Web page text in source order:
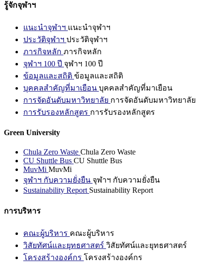
รู้จักจุฬาฯ
แนะนำจุฬาฯ แนะนำจุฬาฯ
ประวัติจุฬาฯ ประวัติจุฬาฯ
ภารกิจหลัก ภารกิจหลัก
จุฬาฯ 100 ปี จุฬาฯ 100 ปี
ข้อมูลและสถิติ ข้อมูลและสถิติ
บุคคลสำคัญที่มาเยือน บุคคลสำคัญที่มาเยือน
การจัดอันดับมหาวิทยาลัย การจัดอันดับมหาวิทยาลัย
การรับรองหลักสูตร การรับรองหลักสูตร
Green University
Chula Zero Waste Chula Zero Waste
CU Shuttle Bus CU Shuttle Bus
MuvMi MuvMi
จุฬาฯ กับความยั่งยืน จุฬาฯ กับความยั่งยืน
Sustainability Report Sustainability Report
การบริหาร
คณะผู้บริหาร คณะผู้บริหาร
วิสัยทัศน์และยุทธศาสตร์ วิสัยทัศน์และยุทธศาสตร์
โครงสร้างองค์กร โครงสร้างองค์กร